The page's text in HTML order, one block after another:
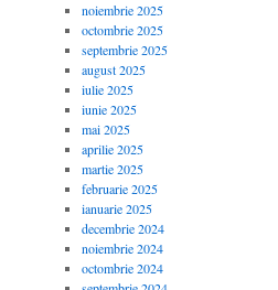
noiembrie 2025
octombrie 2025
septembrie 2025
august 2025
iulie 2025
iunie 2025
mai 2025
aprilie 2025
martie 2025
februarie 2025
ianuarie 2025
decembrie 2024
noiembrie 2024
octombrie 2024